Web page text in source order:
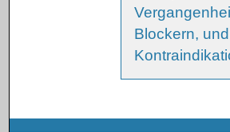
Blockern,